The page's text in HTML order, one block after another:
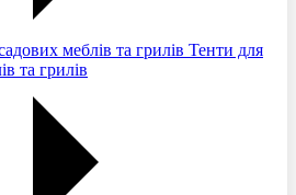
Тенти для
та грилів